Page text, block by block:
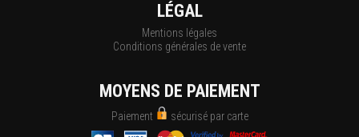
LÉGAL
Mentions légales
Conditions générales de vente
MOYENS DE PAIEMENT
Paiement sécurisé par carte